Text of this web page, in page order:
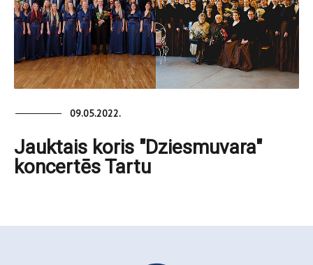
09.05.2022.
Jauktais koris "Dziesmuvara"
koncertēs Tartu